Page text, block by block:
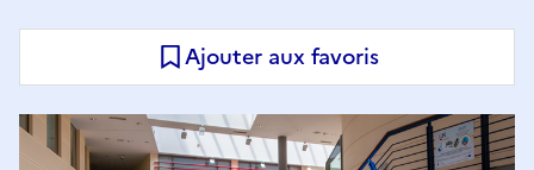
Ajouter aux favoris